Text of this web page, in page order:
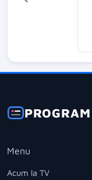
Menu
Acum la TV